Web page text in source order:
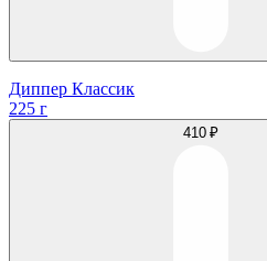
Диппер Классик
225 г
410 ₽